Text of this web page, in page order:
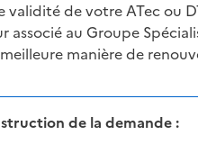
validité de votre ATec ou
associé au Groupe
manière de
de la demande :